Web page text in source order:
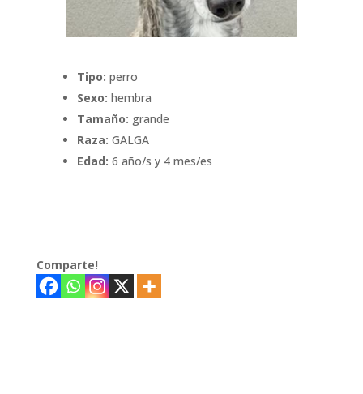
Tipo: perro
Sexo: hembra
Tamaño: grande
Raza: GALGA
Edad: 6 año/s y 4 mes/es
Comparte!